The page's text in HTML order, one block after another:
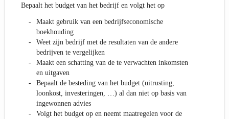
Bepaalt het budget van het bedrijf en volgt het op
Maakt gebruik van een bedrijfseconomische
boekhouding
Weet zijn bedrijf met de resultaten van de andere
bedrijven te vergelijken
Maakt een schatting van de te verwachten inkomsten
en uitgaven
Bepaalt de besteding van het budget (uitrusting,
loonkost, investeringen, …) al dan niet op basis van
ingewonnen advies
Volgt het budget op en neemt maatregelen voor de